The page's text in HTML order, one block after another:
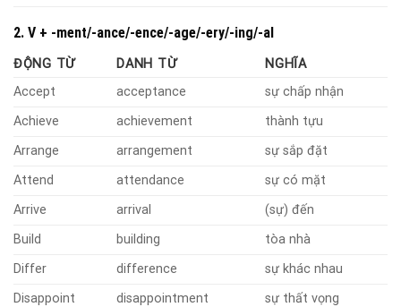
2. V + -ment/-ance/-ence/-age/-ery/-ing/-al
ĐỘNG TỪ DANH TỪ
NGHĨA
Accept
acceptance
sự chấp nhận
Achieve
achievement
thành tựu
Arrange
arrangement
sự sắp đặt
Attend
attendance
sự có mặt
Arrive
arrival
(sự) đến
Build
building
tòa nhà
Differ
difference
sự khác nhau
Disappoint
disappointment
sự thất vọng